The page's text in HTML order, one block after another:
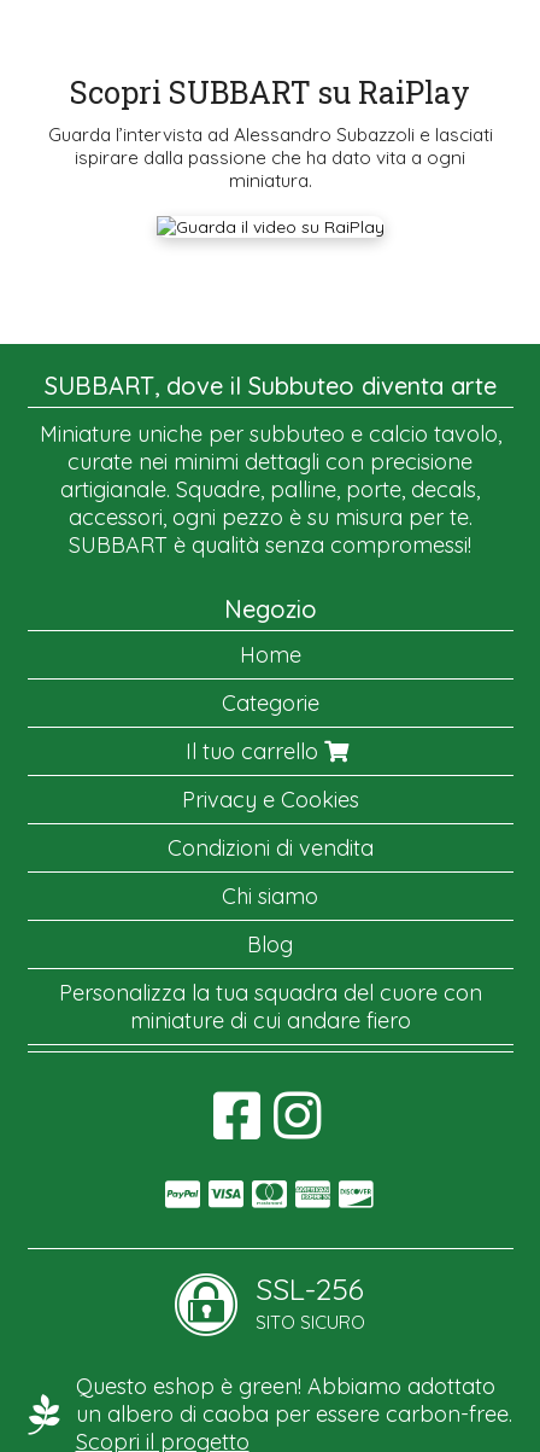
Scopri SUBBART su RaiPlay
Guarda l’intervista ad Alessandro Subazzoli e lasciati
ispirare dalla passione che ha dato vita a ogni
miniatura.
SUBBART, dove il Subbuteo diventa arte
Miniature uniche per subbuteo e calcio tavolo,
curate nei minimi dettagli con precisione
artigianale. Squadre, palline, porte, decals,
accessori, ogni pezzo è su misura per te.
SUBBART è qualità senza compromessi!
Negozio
Home
Categorie
Il tuo carrello
Privacy e Cookies
Condizioni di vendita
Chi siamo
Blog
Personalizza la tua squadra del cuore con
miniature di cui andare fiero
SSL-256
SITO SICURO
Questo eshop è green! Abbiamo adottato
un albero di caoba per essere carbon-free.
Scopri il progetto